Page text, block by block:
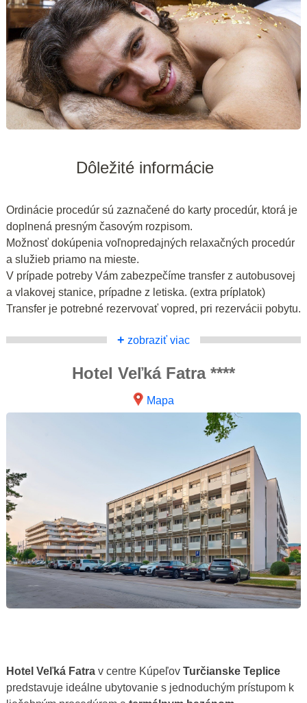
Dôležité informácie
Ordinácie procedúr sú zaznačené do karty procedúr, ktorá je
doplnená presným časovým rozpisom.
Možnosť dokúpenia voľnopredajných relaxačných procedúr
a služieb priamo na mieste.
V prípade potreby Vám zabezpečíme transfer z autobusovej
a vlakovej stanice, prípadne z letiska. (extra príplatok)
Transfer je potrebné rezervovať vopred, pri rezervácii pobytu.
+ zobraziť viac
Hotel Veľká Fatra ****
Mapa
Hotel Veľká Fatra v centre Kúpeľov Turčianske Teplice
predstavuje ideálne ubytovanie s jednoduchým prístupom k